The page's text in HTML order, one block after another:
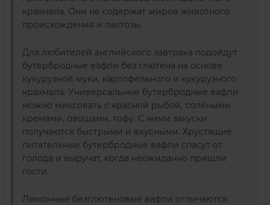
крахмала. Они не содержат жиров животного
происхождения и лактозы.
Для любителей английского завтрака подойдут
бутербродные вафли без глютена на основе
кукурузной муки, картофельного и кукурузного
крахмала. Универсальные бутербродные вафли
можно миксовать с красной рыбой, солёными
кремами, овощами, тофу. С ними закуски
получаются быстрыми и вкусными. Хрустящие
питательные бутербродные вафли спасут от
голода и выручат, когда неожиданно пришли
гости.
Лимонные безглютеновые вафли отличаются